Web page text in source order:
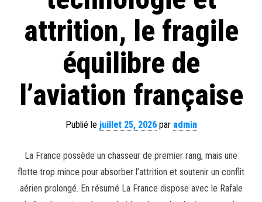
attrition, le fragile
équilibre de
l’aviation française
Publié le juillet 25, 2026par admin
La France possède un chasseur de premier rang, mais une
flotte trop mince pour absorber l’attrition et soutenir un conflit
aérien prolongé. En résumé La France dispose avec le Rafale